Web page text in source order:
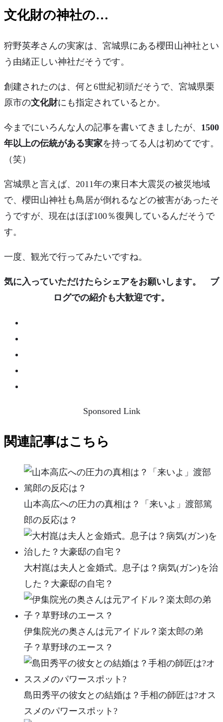
文化財の神社の…
狩野英孝さんの実家は、宮城県にある櫻田山神社 とい
う由緒正しい神社だそうです。
創建されたのは、何と 6世紀初頭だそうで、宮城県栗
原市の文化財にも指定されているとか。
今までにいろんな人の記事を書いてきましたが、 1500
年以上の伝統がある実家を持ってる人は初めてです。
（笑）
宮城県と言えば、2011年の東日本大震災の被災地域
で、櫻田山神社も鳥居が倒れるなどの被害があったそ
うですが、現在はほぼ100％復興している んだそうで
す。
一度、観光で行ってみたいですね。
気に入っていただけたらシェアをお願いします。 ブ
ログでの紹介も大歓迎です。
Sponsored Link
関連記事はこちら
山本高広への圧力の真相は？「来いよ」渡部篤
郎の反応は？
大村崑は夫人と金婚式。息子は？病気(ガン)を治
した？大豪邸の自宅？
伊集院光の奥さんは元アイドル？楽太郎の弟
子？草野球のエース？
島田秀平の彼女との結婚は？手相の師匠は?オス
スメのパワースポット?